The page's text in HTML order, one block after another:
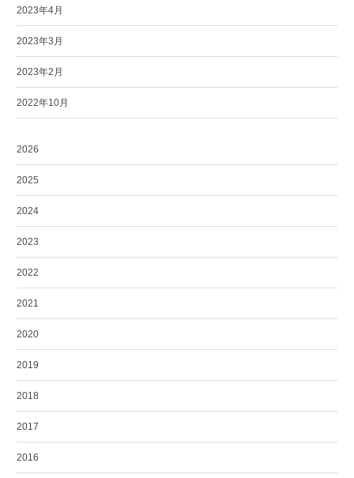
2023年4月
2023年3月
2023年2月
2022年10月
2026
2025
2024
2023
2022
2021
2020
2019
2018
2017
2016